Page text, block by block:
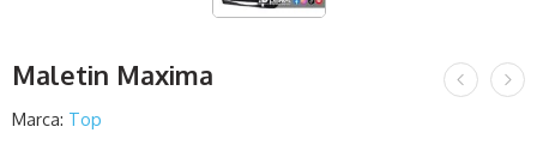
Maletin Maxima
Marca: Top